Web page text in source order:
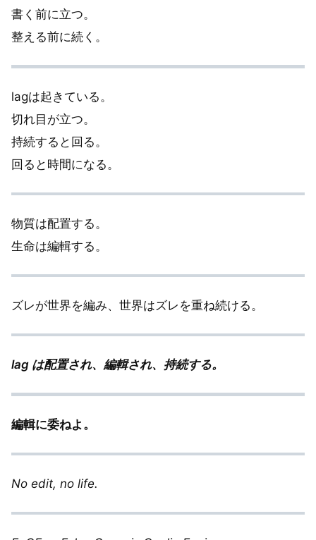
書く前に立つ。
整える前に続く。
lagは起きている。
切れ目が立つ。
持続すると回る。
回ると時間になる。
物質は配置する。
生命は編輯する。
ズレが世界を編み、世界はズレを重ね続ける。
lag は配置され、編輯され、持続する。
編輯に委ねよ。
No edit, no life.